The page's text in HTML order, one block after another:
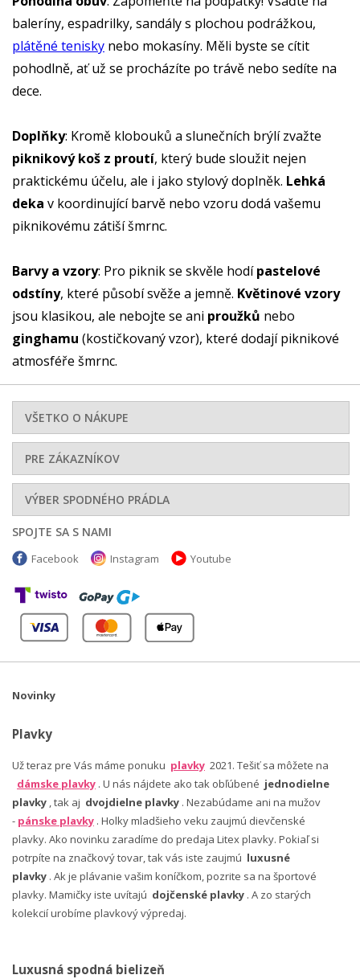
baleríny, espadrilky, sandály s plochou podrážkou,
plátěné tenisky nebo mokasíny. Měli byste se cítit
pohodlně, ať už se procházíte po trávě nebo sedíte na
dece.
Doplňky: Kromě klobouků a slunečních brýlí zvažte
piknikový koš z proutí, který bude sloužit nejen
praktickému účelu, ale i jako stylový doplněk. Lehká
deka v koordinující barvě nebo vzoru dodá vašemu
piknikovému zátiší šmrnc.
Barvy a vzory: Pro piknik se skvěle hodípastelové
odstíny, které působí svěže a jemně. Květinové vzory
jsou klasikou, ale nebojte se ani proužků nebo
ginghamu (kostičkovaný vzor), které dodají piknikové
atmosféře šmrnc.
VŠETKO O NÁKUPE
PRE ZÁKAZNÍKOV
VÝBER SPODNÉHO PRÁDLA
SPOJTE SA S NAMI
Facebook Instagram Youtube
Novinky
Plavky
Už teraz pre Vás máme ponuku plavky 2021. Tešiť sa môžete na
dámske plavky . U nás nájdete ako tak obľúbené jednodielne
plavky , tak aj dvojdielne plavky . Nezabúdame ani na mužov
- pánske plavky . Holky mladšieho veku zaujmú dievčenské
plavky. Ako novinku zaradíme do predaja Litex plavky. Pokiaľ si
potrpíte na značkový tovar, tak vás iste zaujmú luxusné
plavky . Ak je plávanie vašim koníčkom, pozrite sa na športové
plavky. Mamičky iste uvítajú dojčenské plavky . A zo starých
kolekcií urobíme plavkový výpredaj.
Luxusná spodná bielizeň